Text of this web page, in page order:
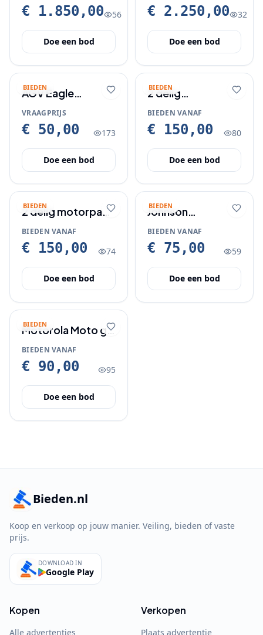
NIEUWE
KOOP
€ 1.850,00 56
Doe een bod
€ 2.250,00 32
Doe een bod
BIEDEN
AGV Eagle
motorhelm maat
60
VRAAGPRIJS
€ 50,00 173
Doe een bod
BIEDEN
2 delig
damesmotorpak
z.g.a.n
BIEDEN VANAF
€ 150,00 80
Doe een bod
BIEDEN
2 delig motorpak
met 4/5 XL
BIEDEN VANAF
€ 150,00 74
Doe een bod
BIEDEN
Johnson
buitenboord
motor
BIEDEN VANAF
€ 75,00 59
Doe een bod
BIEDEN
Motorola Moto g
24 nieuw in doos.
BIEDEN VANAF
€ 90,00 95
Doe een bod
Bieden.nl
Koop en verkoop op jouw manier. Veiling, bieden of vaste
prijs.
DOWNLOAD IN
Google Play
Kopen
Alle advertenties
Verkopen
Plaats advertentie